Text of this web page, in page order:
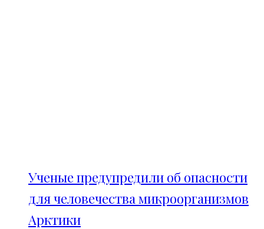
Ученые предупредили об опасности
для человечества микроорганизмов
Арктики